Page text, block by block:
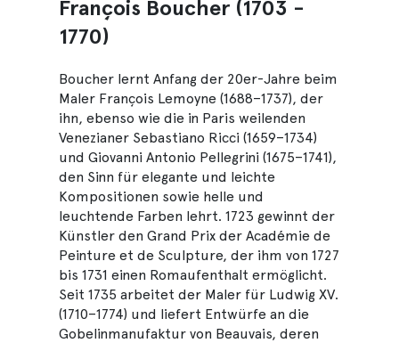
François Boucher (1703 -
1770)
Boucher lernt Anfang der 20er-Jahre beim
Maler François Lemoyne (1688–1737), der
ihn, ebenso wie die in Paris weilenden
Venezianer Sebastiano Ricci (1659–1734)
und Giovanni Antonio Pellegrini (1675–1741),
den Sinn für elegante und leichte
Kompositionen sowie helle und
leuchtende Farben lehrt. 1723 gewinnt der
Künstler den Grand Prix der Académie de
Peinture et de Sculpture, der ihm von 1727
bis 1731 einen Romaufenthalt ermöglicht.
Seit 1735 arbeitet der Maler für Ludwig XV.
(1710–1774) und liefert Entwürfe an die
Gobelinmanufaktur von Beauvais, deren